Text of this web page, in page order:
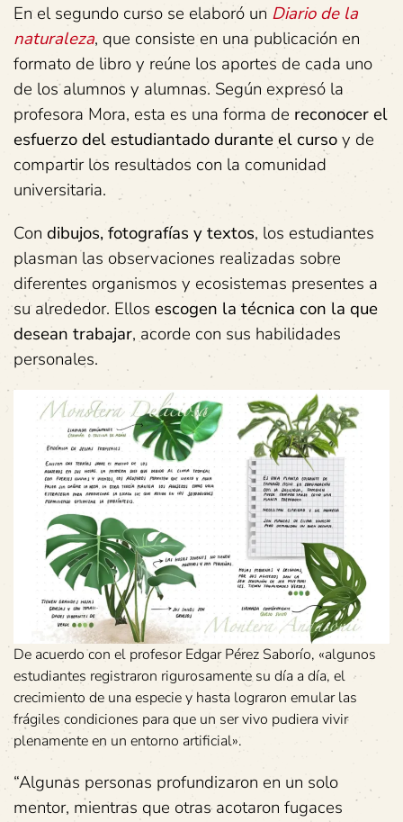
En el segundo curso se elaboró un Diario de la
naturaleza, que consiste en una publicación en
formato de libro y reúne los aportes de cada uno
de los alumnos y alumnas. Según expresó la
profesora Mora, esta es una forma de reconocer el
esfuerzo del estudiantado durante el cursoy de
compartir los resultados con la comunidad
universitaria.
Con dibujos, fotografías y textos, los estudiantes
plasman las observaciones realizadas sobre
diferentes organismos y ecosistemas presentes a
su alrededor. Ellos escogen la técnica con la que
desean trabajar, acorde con sus habilidades
personales.
De acuerdo con el profesor Edgar Pérez Saborío, «algunos
estudiantes registraron rigurosamente su día a día, el
crecimiento de una especie y hasta lograron emular las
frágiles condiciones para que un ser vivo pudiera vivir
plenamente en un entorno artificial».
“Algunas personas profundizaron en un solo
mentor, mientras que otras acotaron fugaces